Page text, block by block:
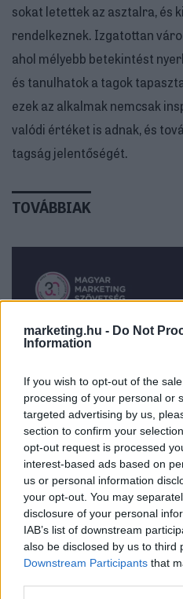
marketing.hu - Do Not
Information
If you wish to opt-out of the
processing of your personal or
targeted advertising by us,
section to confirm your
opt-out request is processed
interest-based ads based on
us or personal information
your opt-out. You may
disclosure of your personal
IAB’s list of downstream
also be disclosed by us to third
Downstream Participants that
sokat letettek az asztalra, és
rendelkeznek. Izgatottan
ahol mélyebb betekintést
és tanulhatok a tagok
ezek az alkalmak nemcsak
valódi értéket is adnak, és
tagság jelentőségét.
TOVÁBBIAK
Az ezüst generáció a
HOGYAN VÁSÁROLNAK, HOGYAN
ÉREZNEK AZ ÁRUHÁZAKBAN?
BRAND | 2026. FEBRUÁR 11.